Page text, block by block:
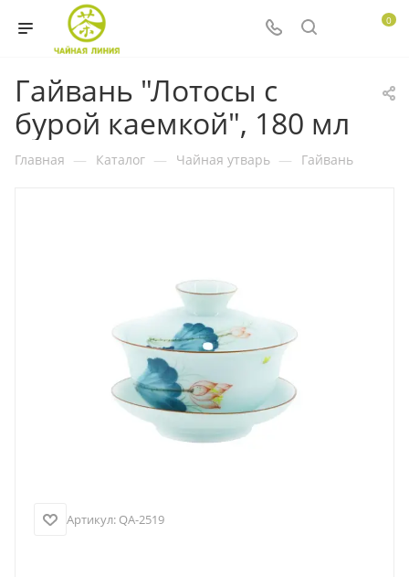
0
Гайвань "Лотосы с
бурой каемкой", 180 мл
Главная — Каталог — Чайная утварь — Гайвань
Артикул: QA-2519